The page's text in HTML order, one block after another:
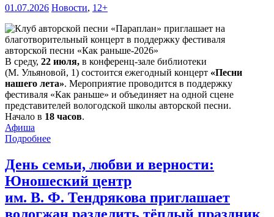
01.07.2026 Новости, 12+
В среду, 22 июля, в конференц-зале библиотеки
(М. Ульяновой, 1) состоится ежегодный концерт «Песни
нашего лета». Мероприятие проводится в поддержку
фестиваля «Как раньше» и объединяет на одной сцене
представителей вологодской школы авторской песни.
Начало в 18 часов.
Афиша
Подробнее
День семьи, любви и верности:
Юношеский центр
им. В. Ф. Тендрякова приглашает